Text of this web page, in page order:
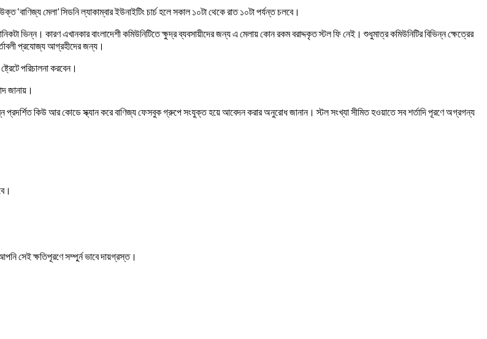
মেলা’ সিডনি ল্যাকাম্বার ইউনাইটিং চার্চ হলে সকাল ১০টা থেকে রাত ১০টা পর্যন্ত চলবে।
ভিন্ন। কারণ এখানকার বাংলাদেশী কমিউনিটিতে ক্ষুদ্র ব্যবসায়ীদের জন্য এ মেলায় কোন রকম বরাদ্দকৃত স্টল ফি নেই। শুধুমাত্র কমিউনিটির বিভিন্ন ক্ষেত্রের
প্রযোজ্য আগ্রহীদের জন্য।
পরিচালনা করবেন।
জানায়।
কিউ আর কোডে স্ক্যান করে বাণিজ্য ফেসবুক গ্রুপে সংযুক্ত হয়ে আবেদন করার অনুরোধ জানান। স্টল সংখ্যা সীমিত হওয়াতে সব শর্তাদি পূরণে অগ্রগন্য
সেই ক্ষতিপূরণে সম্পুর্ন ভাবে দায়গ্রস্ত।